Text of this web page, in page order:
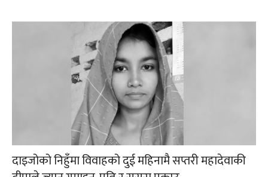
दाइजोको निहुँमा विवाहको दुई महिनामै सप्तरी महादेवाकी